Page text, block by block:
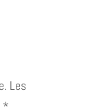
Les
*